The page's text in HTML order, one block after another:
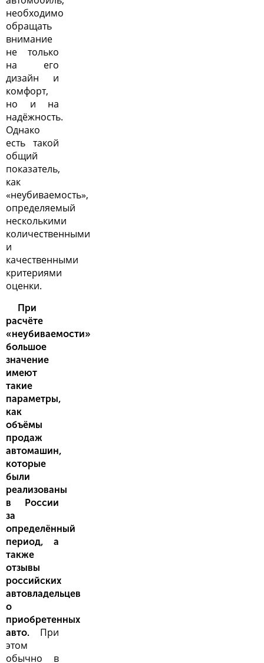
необходимо
обращать
внимание
не только
на его
дизайн и
комфорт,
но и на
надёжность.
Однако
есть такой
общий
показатель,
как
«неубиваемость»,
определяемый
несколькими
количественными
и
качественными
критериями
оценки.
При
расчёте
«неубиваемости»
большое
значение
имеют
такие
параметры,
как
объёмы
продаж
автомашин,
которые
были
реализованы
в России
за
определённый
период, а
также
отзывы
российских
автовладельцев
о
приобретенных
авто.
При
этом
обычно в